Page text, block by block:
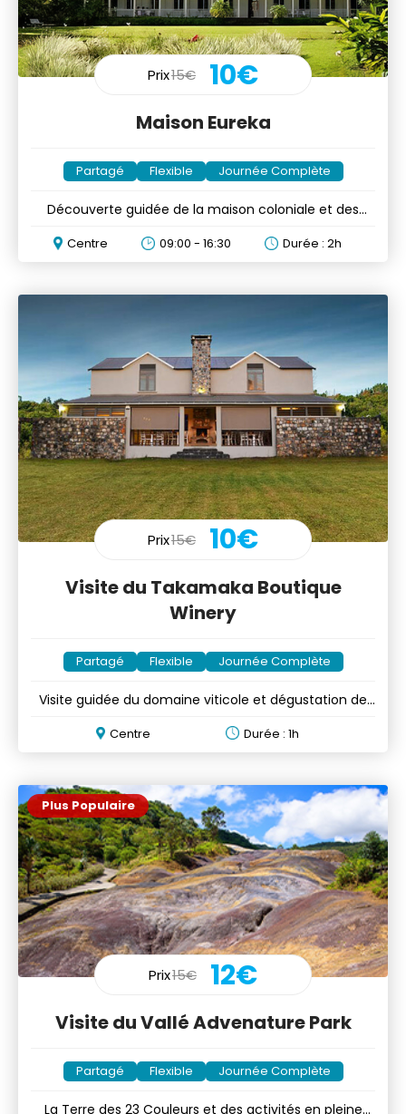
Prix15€ 10€
Maison Eureka
Partagé Flexible Journée Complète
Découverte guidée de la maison coloniale et des
Centre 09:00 - 16:30 Durée : 2h
Prix15€ 10€
Visite du Takamaka Boutique
Winery
Partagé Flexible Journée Complète
Visite guidée du domaine viticole et dégustation de
Centre Durée : 1h
Plus Populaire
Prix15€ 12€
Visite du Vallé Advenature Park
Partagé Flexible Journée Complète
La Terre des 23 Couleurs et des activités en pleine